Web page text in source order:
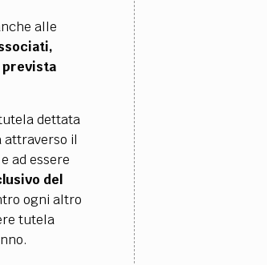
alle
prevista
dettata
attraverso il
ad essere
del
ogni altro
tutela